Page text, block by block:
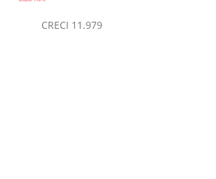
CRECI 11.979